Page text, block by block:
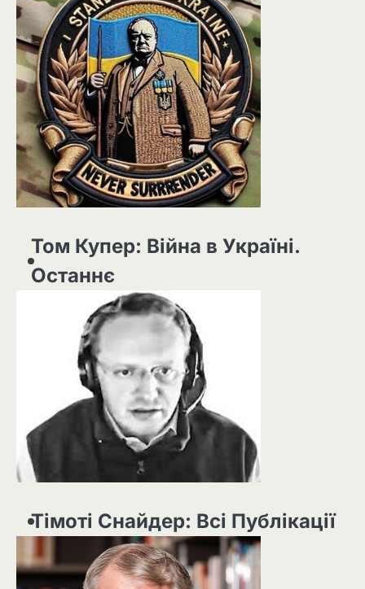
Том Купер: Війна в Україні.
Останнє
Тімоті Снайдер: Всі Публікації